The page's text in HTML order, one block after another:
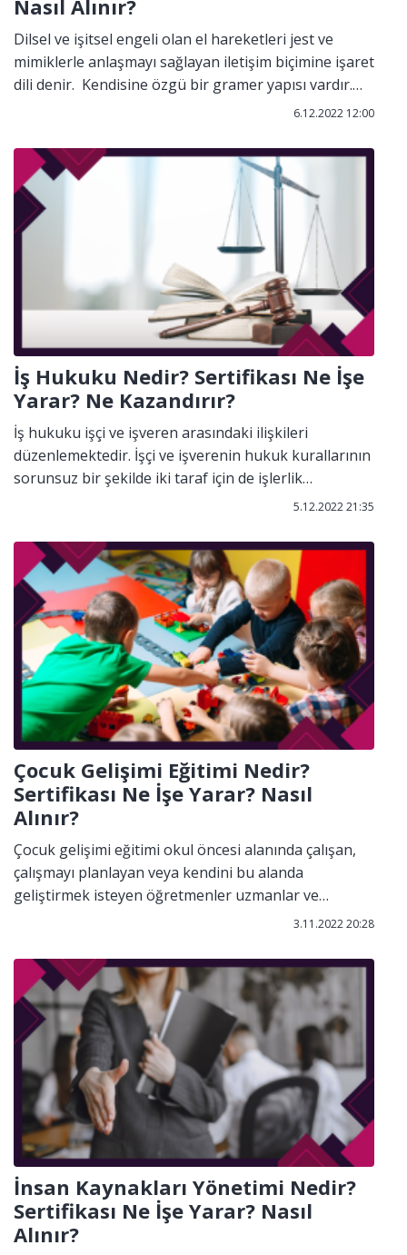
Nasıl Alınır?
Dilsel ve işitsel engeli olan el hareketleri jest ve
mimiklerle anlaşmayı sağlayan iletişim biçimine işaret
dili denir. Kendisine özgü bir gramer yapısı vardır.
6.12.2022 12:00
İş Hukuku Nedir? Sertifikası Ne İşe
Yarar? Ne Kazandırır?
İş hukuku işçi ve işveren arasındaki ilişkileri
düzenlemektedir. İşçi ve işverenin hukuk kurallarının
sorunsuz bir şekilde iki taraf için de işlerlik
5.12.2022 21:35
Çocuk Gelişimi Eğitimi Nedir?
Sertifikası Ne İşe Yarar? Nasıl
Alınır?
Çocuk gelişimi eğitimi okul öncesi alanında çalışan,
çalışmayı planlayan veya kendini bu alanda
geliştirmek isteyen öğretmenler uzmanlar ve
ebeveynler için hazırlanmıştır. Bu eğitim ile
gelişimlerini maksimum düzeye ulaştırabilecek bilgi,
donanım ve beceriye sahip kişiler yetiştirmektir.
3.11.2022 20:28
İnsan Kaynakları Yönetimi Nedir?
Sertifikası Ne İşe Yarar? Nasıl
Alınır?